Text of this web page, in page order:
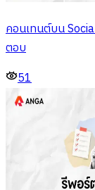
คอนเทนต์บน
ตอบ
51